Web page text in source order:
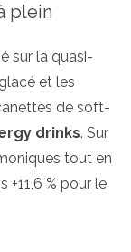
plein
sur la quasi-
et les
de soft-
drinks. Sur
tout en
+11,6 % pour le